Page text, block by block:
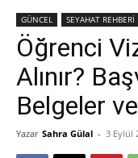
GÜNCEL SEYAHAT REHBERİ
Öğrenci
Alınır?
Belgeler
Yazar Sahra Gülal - 3 Eylül